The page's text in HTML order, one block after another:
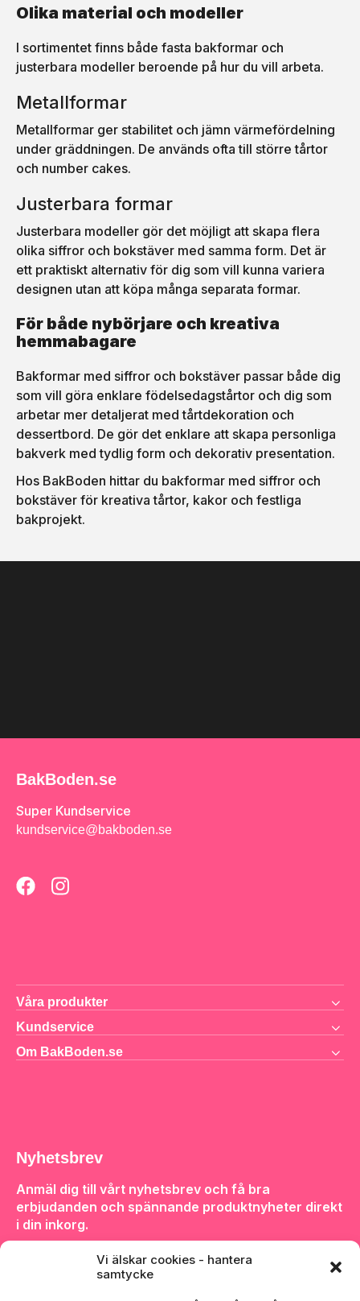
Vi älskar cookies - hantera
samtycke
Olika material och modeller
I sortimentet finns både fasta bakformar och
justerbara modeller beroende på hur du vill arbeta.
Metallformar
Metallformar ger stabilitet och jämn värmefördelning
under gräddningen. De används ofta till större tårtor
och number cakes.
Justerbara formar
Justerbara modeller gör det möjligt att skapa flera
olika siffror och bokstäver med samma form. Det är
ett praktiskt alternativ för dig som vill kunna variera
designen utan att köpa många separata formar.
För både nybörjare och kreativa
hemmabagare
Bakformar med siffror och bokstäver passar både dig
som vill göra enklare födelsedagstårtor och dig som
arbetar mer detaljerat med tårtdekoration och
dessertbord. De gör det enklare att skapa personliga
bakverk med tydlig form och dekorativ presentation.
Hos BakBoden hittar du bakformar med siffror och
bokstäver för kreativa tårtor, kakor och festliga
bakprojekt.
BakBoden.se
Super Kundservice
kundservice@bakboden.se
Våra produkter
Kundservice
Om BakBoden.se
Nyhetsbrev
Anmäl dig till vårt nyhetsbrev och få bra
erbjudanden och spännande produktnyheter direkt
i din inkorg.